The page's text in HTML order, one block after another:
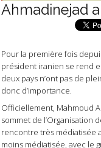
Ahmadinejad
Pour la première fois
président iranien se rend
deux pays n’ont pas de
donc d’importance.
Officiellement, Mahmoud
sommet de l’Organisation
rencontre très médiatisée
moins médiatisée, avec le